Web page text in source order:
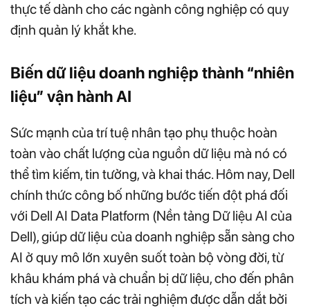
thực tế dành cho các ngành công nghiệp có quy
định quản lý khắt khe.
Biến dữ liệu doanh nghiệp thành “nhiên
liệu” vận hành AI
Sức mạnh của trí tuệ nhân tạo phụ thuộc hoàn
toàn vào chất lượng của nguồn dữ liệu mà nó có
thể tìm kiếm, tin tưởng, và khai thác. Hôm nay, Dell
chính thức công bố những bước tiến đột phá đối
với Dell AI Data Platform (Nền tảng Dữ liệu AI của
Dell), giúp dữ liệu của doanh nghiệp sẵn sàng cho
AI ở quy mô lớn xuyên suốt toàn bộ vòng đời, từ
khâu khám phá và chuẩn bị dữ liệu, cho đến phân
tích và kiến tạo các trải nghiệm được dẫn dắt bởi